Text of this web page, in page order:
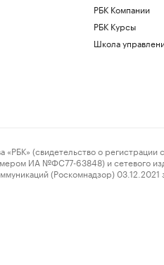
РБК Компании
РБК Курсы
Школа
(свидетельство о регистрации
ИА №ФС77-63848) и сетевого
(Роскомнадзор)